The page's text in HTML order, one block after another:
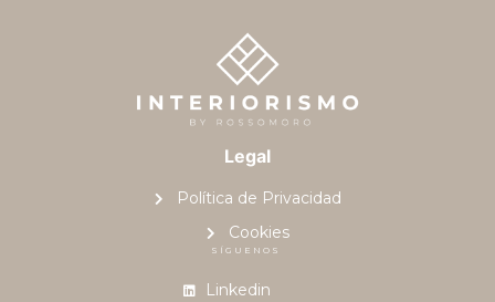
Legal
Política de Privacidad
Cookies
SÍGUENOS
Linkedin